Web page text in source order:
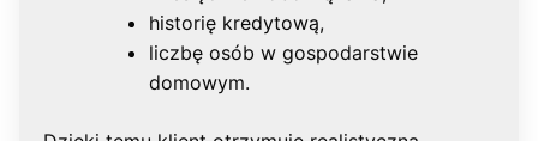
historię kredytową,
liczbę osób w gospodarstwie
domowym.